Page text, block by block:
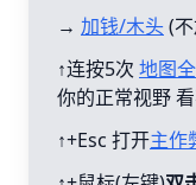
→ 加钱/木头(
↑连按5次 地图
你的正常视野
↑+Esc 打开主作